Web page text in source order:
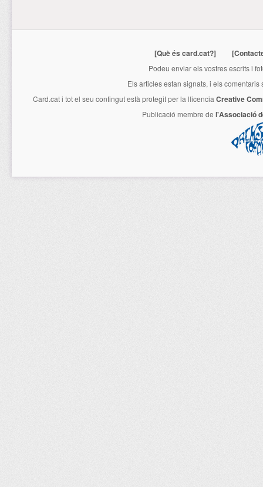
[Què és card.cat?]
Podeu enviar els vostres escrits i
Els articles estan signats, i els
Card.cati tot el seu contingut està protegit per la llicenciaCreative
Publicació membre de l'Associació